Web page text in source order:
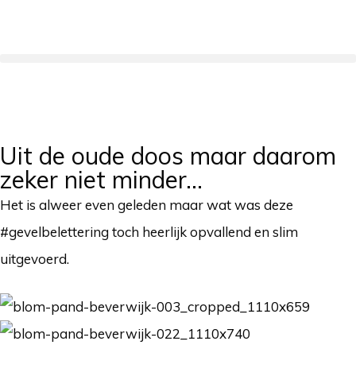
Uit de oude doos maar daarom
zeker niet minder…
Het is alweer even geleden maar wat was deze
#gevelbelettering toch heerlijk opvallend en slim
uitgevoerd.